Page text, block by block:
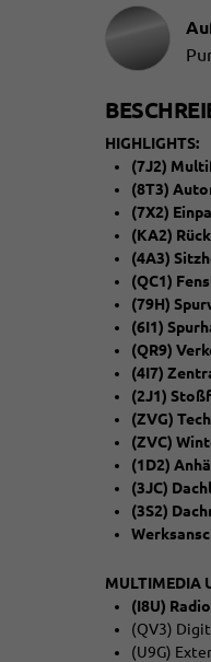
HIGHLIGHTS:
(7J2)
(8T3)
(7X2)
(KA2)
(4A3)
(QC1)
(79H)
(6I1)
(QR9)
(4I7)
(2J1)
(ZVG)
(ZVC)
(1D2)
(3JC)
(3S2)
MULTIMEDIA
(I8U)
(QV3)
(U9G)